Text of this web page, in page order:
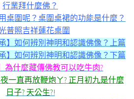
行業拜什麼佛？
桌圍呢？桌圍桌裙的功能是什麼？
普照吉祥蓮花桌圍
】如何辨別神明和認識佛像？上篇
】如何辨別神明和認識佛像？下篇
為什麼藏傳佛教可以吃牛肉?
一直再放鞭炮ㄚ? 正月初九是什麼
日子? 天公生?!